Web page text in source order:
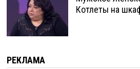
Котлеты на
РЕКЛАМА